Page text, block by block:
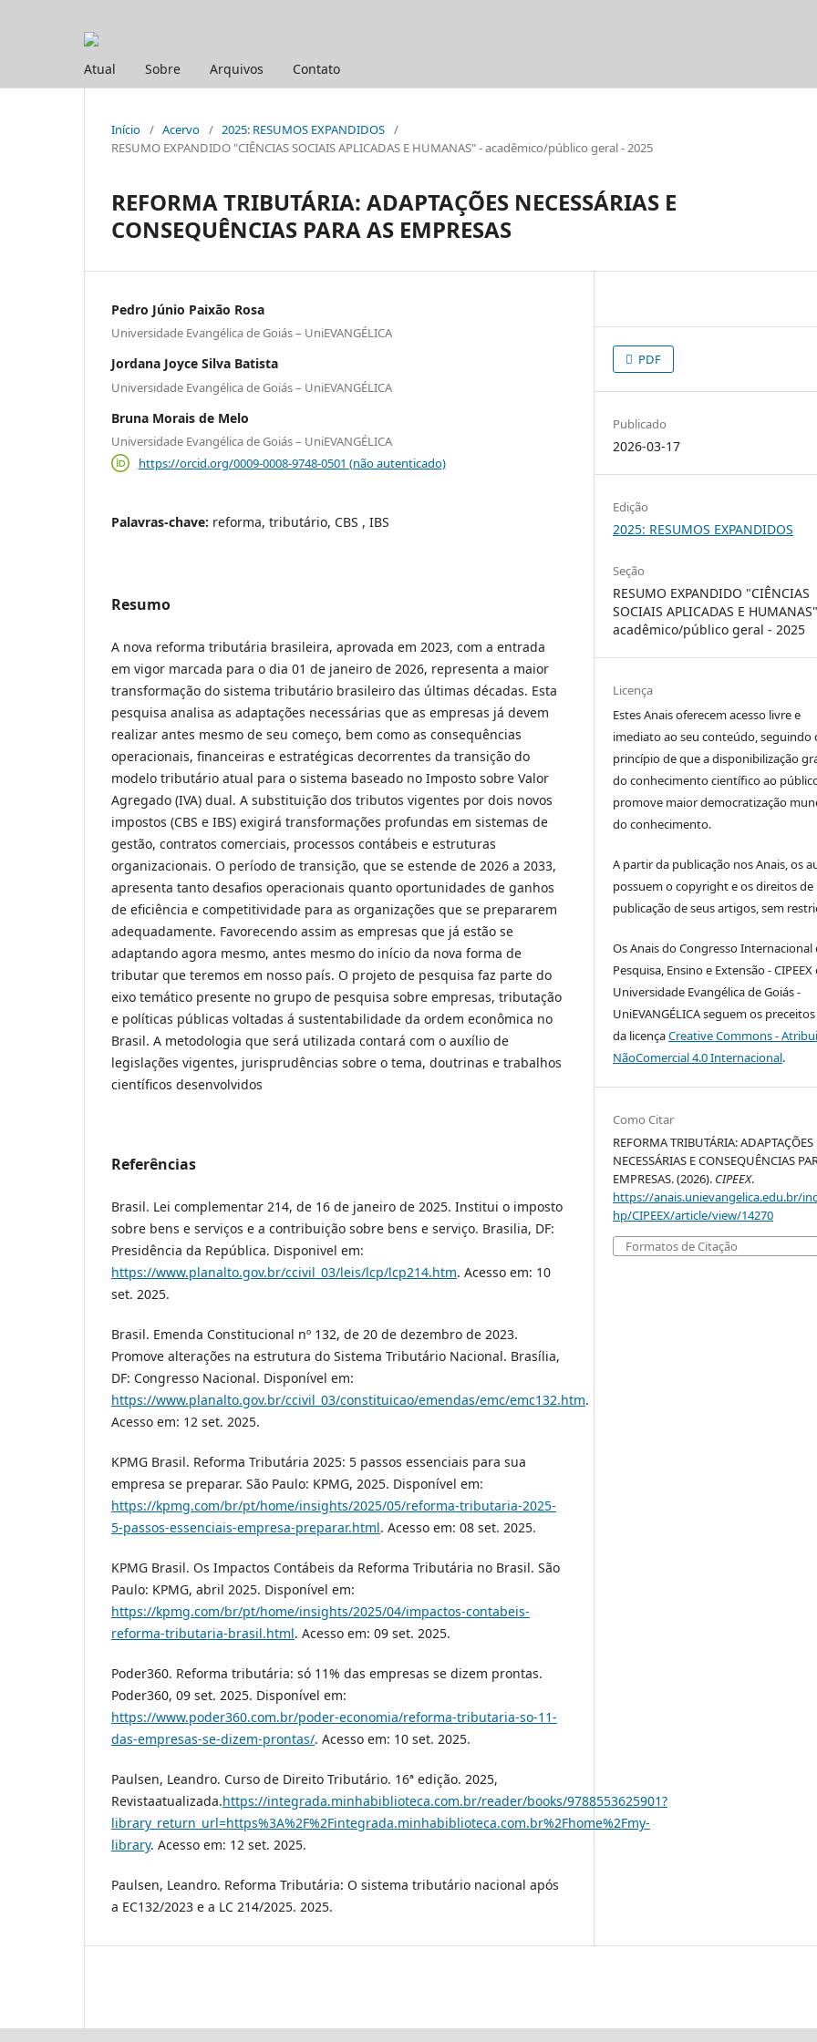
Atual Sobre Arquivos Contato
Início / Acervo / 2025: RESUMOS EXPANDIDOS /
RESUMO EXPANDIDO "CIÊNCIAS SOCIAIS APLICADAS E HUMANAS" - acadêmico/público geral - 2025
REFORMA TRIBUTÁRIA: ADAPTAÇÕES NECESSÁRIAS E
CONSEQUÊNCIAS PARA AS EMPRESAS
Pedro Júnio Paixão Rosa
Universidade Evangélica de Goiás – UniEVANGÉLICA
Jordana Joyce Silva Batista
Universidade Evangélica de Goiás – UniEVANGÉLICA
Bruna Morais de Melo
Universidade Evangélica de Goiás – UniEVANGÉLICA
https://orcid.org/0009-0008-9748-0501 (não autenticado)
Palavras-chave: reforma, tributário, CBS , IBS
Resumo
A nova reforma tributária brasileira, aprovada em 2023, com a entrada
em vigor marcada para o dia 01 de janeiro de 2026, representa a maior
transformação do sistema tributário brasileiro das últimas décadas. Esta
pesquisa analisa as adaptações necessárias que as empresas já devem
realizar antes mesmo de seu começo, bem como as consequências
operacionais, financeiras e estratégicas decorrentes da transição do
modelo tributário atual para o sistema baseado no Imposto sobre Valor
Agregado (IVA) dual. A substituição dos tributos vigentes por dois novos
impostos (CBS e IBS) exigirá transformações profundas em sistemas de
gestão, contratos comerciais, processos contábeis e estruturas
organizacionais. O período de transição, que se estende de 2026 a 2033,
apresenta tanto desafios operacionais quanto oportunidades de ganhos
de eficiência e competitividade para as organizações que se prepararem
adequadamente. Favorecendo assim as empresas que já estão se
adaptando agora mesmo, antes mesmo do início da nova forma de
tributar que teremos em nosso país. O projeto de pesquisa faz parte do
eixo temático presente no grupo de pesquisa sobre empresas, tributação
e políticas públicas voltadas á sustentabilidade da ordem econômica no
Brasil. A metodologia que será utilizada contará com o auxílio de
legislações vigentes, jurisprudências sobre o tema, doutrinas e trabalhos
científicos desenvolvidos
Referências
Brasil. Lei complementar 214, de 16 de janeiro de 2025. Institui o imposto
sobre bens e serviços e a contribuição sobre bens e serviço. Brasilia, DF:
Presidência da República. Disponivel em:
https://www.planalto.gov.br/ccivil_03/leis/lcp/lcp214.htm. Acesso em: 10
set. 2025.
Brasil. Emenda Constitucional nº 132, de 20 de dezembro de 2023.
Promove alterações na estrutura do Sistema Tributário Nacional. Brasília,
DF: Congresso Nacional. Disponível em:
https://www.planalto.gov.br/ccivil_03/constituicao/emendas/emc/emc132.htm.
Acesso em: 12 set. 2025.
KPMG Brasil. Reforma Tributária 2025: 5 passos essenciais para sua
empresa se preparar. São Paulo: KPMG, 2025. Disponível em:
https://kpmg.com/br/pt/home/insights/2025/05/reforma-tributaria-2025-
5-passos-essenciais-empresa-preparar.html. Acesso em: 08 set. 2025.
KPMG Brasil. Os Impactos Contábeis da Reforma Tributária no Brasil. São
Paulo: KPMG, abril 2025. Disponível em:
https://kpmg.com/br/pt/home/insights/2025/04/impactos-contabeis-
reforma-tributaria-brasil.html. Acesso em: 09 set. 2025.
Poder360. Reforma tributária: só 11% das empresas se dizem prontas.
Poder360, 09 set. 2025. Disponível em:
https://www.poder360.com.br/poder-economia/reforma-tributaria-so-11-
das-empresas-se-dizem-prontas/. Acesso em: 10 set. 2025.
Paulsen, Leandro. Curso de Direito Tributário. 16ª edição. 2025,
Revistaatualizada.https://integrada.minhabiblioteca.com.br/reader/books/9788553625901?
library_return_url=https%3A%2F%2Fintegrada.minhabiblioteca.com.br%2Fhome%2Fmy-
library. Acesso em: 12 set. 2025.
Paulsen, Leandro. Reforma Tributária: O sistema tributário nacional após
a EC132/2023 e a LC 214/2025. 2025.
PDF
Publicado
2026-03-17
Edição
2025: RESUMOS EXPANDIDOS
Seção
RESUMO EXPANDIDO "CIÊNCIAS
SOCIAIS APLICADAS E
acadêmico/público geral - 2025
Licença
Estes Anais oferecem acesso livre e
imediato ao seu conteúdo, seguindo
princípio de que a disponibilização
do conhecimento científico ao
promove maior democratização
do conhecimento.
A partir da publicação nos Anais, os
possuem o copyright e os direitos de
publicação de seus artigos, sem
Os Anais do Congresso Internacional
Pesquisa, Ensino e Extensão - CIPEEX
Universidade Evangélica de Goiás -
UniEVANGÉLICA seguem os
da licençaCreative Commons -
NãoComercial 4.0 Internacional.
Como Citar
REFORMA TRIBUTÁRIA: ADAPTAÇÕES
NECESSÁRIAS E CONSEQUÊNCIAS
EMPRESAS. (2026). CIPEEX.
https://anais.unievangelica.edu.br/
hp/CIPEEX/article/view/14270
Formatos de Citação